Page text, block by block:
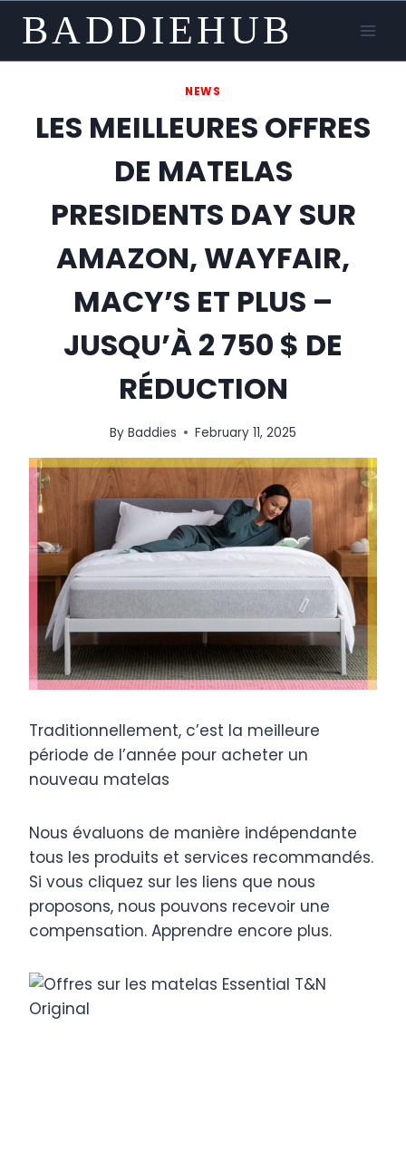
content
BADDIEHUB
NEWS
LES MEILLEURES OFFRES
DE MATELAS
PRESIDENTS DAY SUR
AMAZON, WAYFAIR,
MACY’S ET PLUS –
JUSQU’À 2 750 $ DE
RÉDUCTION
By Baddies February 11, 2025
Traditionnellement, c’est la meilleure
période de l’année pour acheter un
nouveau matelas
Nous évaluons de manière indépendante
tous les produits et services recommandés.
Si vous cliquez sur les liens que nous
proposons, nous pouvons recevoir une
compensation. Apprendre encore plus.